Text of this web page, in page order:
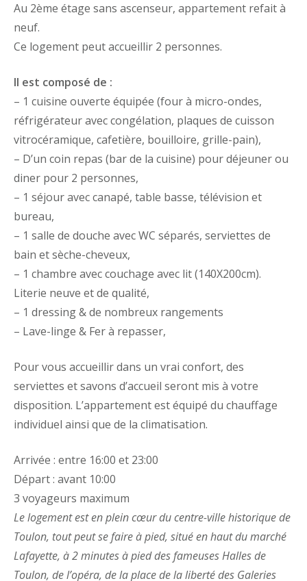
Au 2ème étage sans ascenseur, appartement refait à
neuf.
Ce logement peut accueillir 2 personnes.
Il est composé de :
– 1 cuisine ouverte équipée (four à micro-ondes,
réfrigérateur avec congélation, plaques de cuisson
vitrocéramique, cafetière, bouilloire, grille-pain),
– D’un coin repas (bar de la cuisine) pour déjeuner ou
diner pour 2 personnes,
– 1 séjour avec canapé, table basse, télévision et
bureau,
– 1 salle de douche avec WC séparés, serviettes de
bain et sèche-cheveux,
– 1 chambre avec couchage avec lit (140X200cm).
Literie neuve et de qualité,
– 1 dressing & de nombreux rangements
– Lave-linge & Fer à repasser,
Pour vous accueillir dans un vrai confort, des
serviettes et savons d’accueil seront mis à votre
disposition. L’appartement est équipé du chauffage
individuel ainsi que de la climatisation.
Arrivée : entre 16:00 et 23:00
Départ : avant 10:00
3 voyageurs maximum
Le logement est en plein cœur du centre-ville historique de
Toulon, tout peut se faire à pied, situé en haut du marché
Lafayette, à 2 minutes à pied des fameuses Halles de
Toulon, de l’opéra, de la place de la liberté des Galeries